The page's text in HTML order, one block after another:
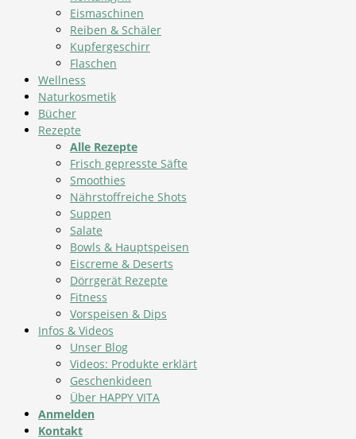
Eismaschinen
Reiben & Schäler
Kupfergeschirr
Flaschen
Wellness
Naturkosmetik
Bücher
Rezepte
Alle Rezepte
Frisch gepresste Säfte
Smoothies
Nährstoffreiche Shots
Suppen
Salate
Bowls & Hauptspeisen
Eiscreme & Deserts
Dörrgerät Rezepte
Fitness
Vorspeisen & Dips
Infos & Videos
Unser Blog
Videos: Produkte erklärt
Geschenkideen
Über HAPPY VITA
Anmelden
Kontakt